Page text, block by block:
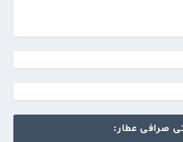
صرافی عطار: